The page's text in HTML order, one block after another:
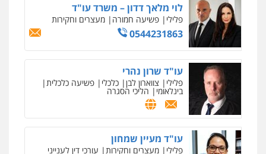
לוי מלאך דדון – משרד עו"ד
פלילי פשיעה חמורה מעצרים וחקירות
0544231863
עו"ד שרון נהרי
פלילי צווארון לבן כלכלי פשיעה כלכלית
בינלאומי הליכי הסגרה
עו"ד מעיין שמחון
פלילי מעצרים וחקירות עורכי דין לענייני